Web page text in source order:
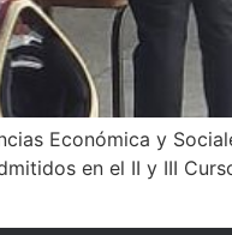
Económica y
en el II y III